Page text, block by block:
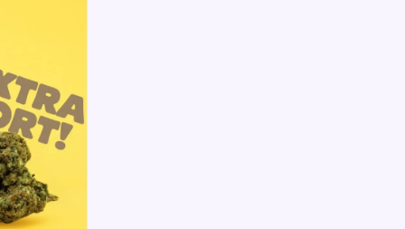
dabei
Aromaprofil